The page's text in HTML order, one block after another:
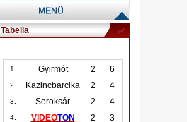
Tabella
1. Gyirmót 2 6
2. Kazincbarcika 2 4
3. Soroksár 2 4
4. VIDEOTON 2 3